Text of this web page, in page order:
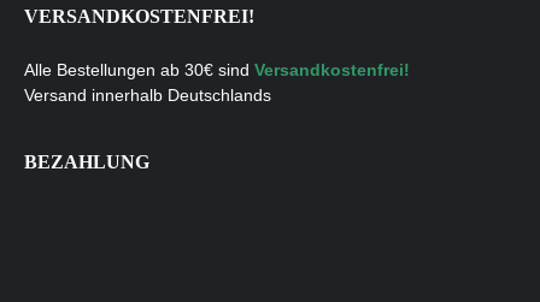
VERSANDKOSTENFREI!
Alle Bestellungen ab 30€ sind Versandkostenfrei!
Versand innerhalb Deutschlands
BEZAHLUNG